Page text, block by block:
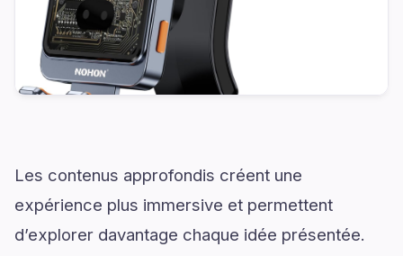
Les contenus approfondis créent une
expérience plus immersive et permettent
d’explorer davantage chaque idée présentée.